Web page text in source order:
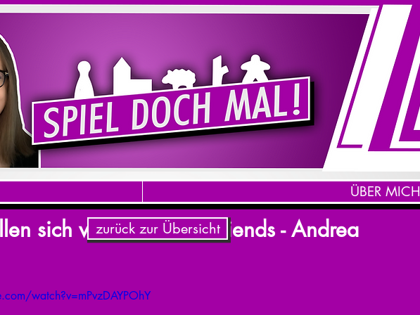
sich vor: HUCH! & friends - Andrea
watch?v=mPvzDAYPOhY
zurück zur Übersicht
ÜBER MICH